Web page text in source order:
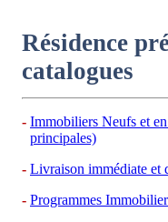
Résidence
catalogues
Immobiliers Neufs et
principales)
Livraison immédiate et
Programmes